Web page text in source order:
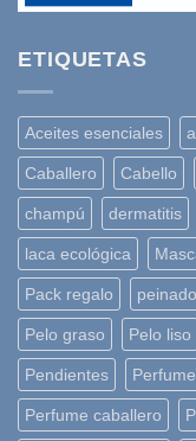
ETIQUETAS
Aceites esenciales
Caballero Cabello
champú dermatitis
laca ecológica
Pack regalo
Pelo graso Pelo liso
Pendientes Perfume
Perfume caballero